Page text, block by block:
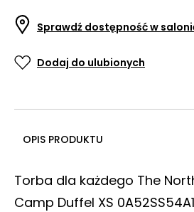
Sprawdź dostępność w
Dodaj do ulubionych
OPIS PRODUKTU
Torba dla każdego The
Camp Duffel XS